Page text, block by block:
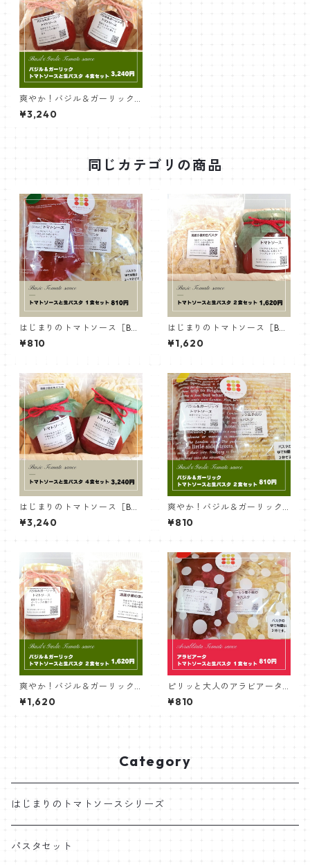
爽やか！バジル＆ガーリック
トマトソースと生パスタ｜４
食セット
¥3,240
同じカテゴリの商品
はじまりのトマトソース［Bas
ic］トマトソースと生パスタ｜
１食セット
¥810
はじまりのトマトソース［Bas
ic］トマトソースと生パスタ｜
２食セット
¥1,620
はじまりのトマトソース［Bas
ic］トマトソースと生パスタ｜
４食セット
¥3,240
爽やか！バジル＆ガーリック
トマトソースと生パスタ｜１
食セット
¥810
爽やか！バジル＆ガーリック
トマトソースと生パスタ｜２
食セット
¥1,620
ピリッと大人のアラビアータ
ソースと生パスタ｜１食セッ
ト
¥810
Category
はじまりのトマトソースシリーズ
パスタセット